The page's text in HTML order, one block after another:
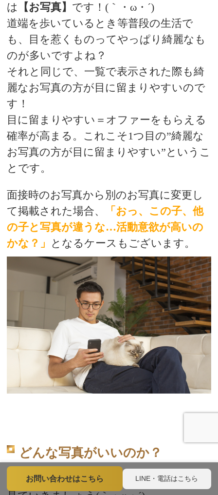
は
【お写真】 です！(｀・ω・´)
道端を歩いているとき等普段の生活で
も、目を惹くものってやっぱり綺麗なも
のが多いですよね？
それと同じで、一覧で表示された際も綺
麗なお写真の方が目に留まりやすいので
す！
目に留まりやすい＝オファーをもらえる
確率が高まる。これこそ1つ目の”綺麗な
お写真の方が目に留まりやすい”というこ
とです。
面接時のお写真から別のお写真に変更し
て掲載された場合、
「おっ、この子、他
の子と写真が違うな…活動意欲が高いの
かな？」 となるケースもございます。
どんな写真がいいのか？
では次からどのようなお写真が良いのか
お問い合わせはこちら LINE・電話はこちら